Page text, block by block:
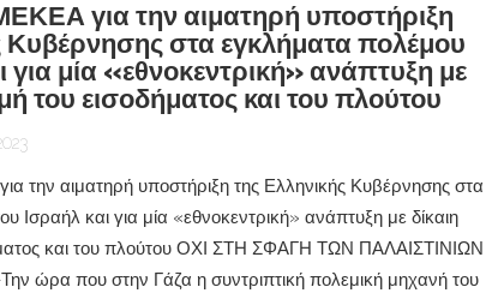
για την αιματηρή υποστήριξη
Κυβέρνησης στα εγκλήματα πολέμου
για μία «εθνοκεντρική» ανάπτυξη με
του εισοδήματος και του πλούτου
την αιματηρή υποστήριξη της Ελληνικής Κυβέρνησης στα
Ισραήλ και για μία «εθνοκεντρική» ανάπτυξη με δίκαιη
και του πλούτου ΟΧΙ ΣΤΗ ΣΦΑΓΗ ΤΩΝ ΠΑΛΑΙΣΤΙΝΙΩΝ
που στην Γάζα η συντριπτική πολεμική μηχανή του